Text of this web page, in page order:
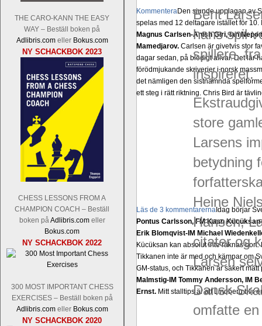
THE CARO-KANN THE EASY
WAY – Beställ boken på
Adlibris.comeller Bokus.com
NY SCHACKBOK 2023
CHESS LESSONS FROM A
CHAMPION COACH – Beställ
boken påAdlibris.comeller
Bokus.com
NY SCHACKBOK 2022
300 MOST IMPORTANT CHESS
EXERCISES – Beställ boken på
Adlibris.comeller Bokus.com
NY SCHACKBOK 2020
KommenteraDen sjunde upplagan av
spelas med 12 deltagare istället för
Magnus Carlsen-Anish Giri, Ian
Mamedjarov. Carlsen är givetvis stor
dagar sedan, på blodigt allvar. Det lär
förödmjukande skriverier i norsk
det nämligen den sistnämnda
ett steg i rätt riktning. Chris Bird är
Läs de 3 kommentarerna Idag börjar
Pontus Carlsson, FM Kaan
Erik Blomqvist-IM Michael
Kücüksan kan absolut inte räknas
Tikkanen inte är med och kämpar om
GM-status, och Tikkanen är säkert
Malmstig-IM Tommy Andersson, IM
Ernst. Mitt stalltips är att Lindberg blir
Bent
hans spil
spillere,
inspireret.
store
Larsens
betydning
Heine
Hansen,
citater og
Larsen
Dansk
omfatte